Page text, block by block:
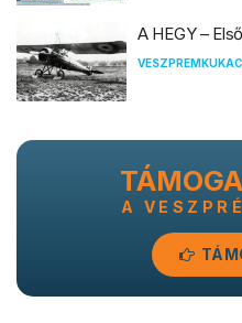
A HEGY –
VESZPREMKUKAC
A